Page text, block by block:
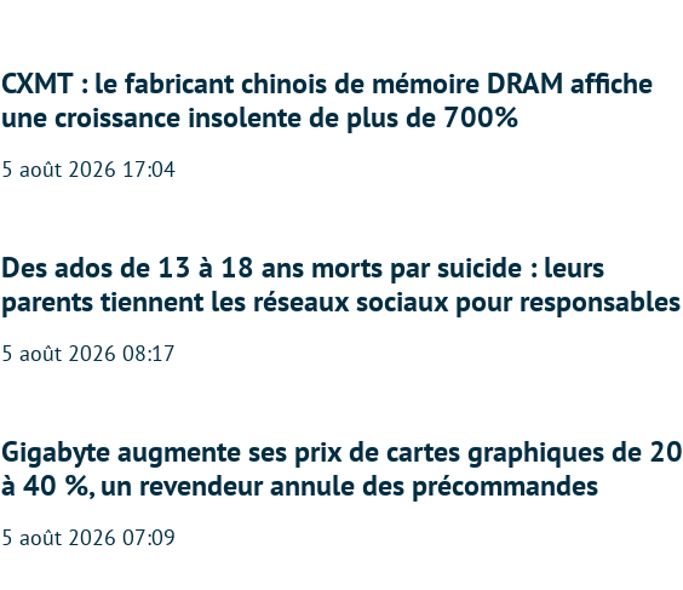
CXMT : le fabricant chinois de mémoire DRAM affiche
une croissance insolente de plus de 700%
5 août 2026 17:04
Des ados de 13 à 18 ans morts par suicide : leurs
parents tiennent les réseaux sociaux pour responsables
5 août 2026 08:17
Gigabyte augmente ses prix de cartes graphiques de 20
à 40 %, un revendeur annule des précommandes
5 août 2026 07:09